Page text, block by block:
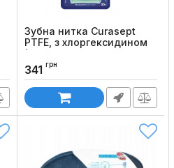
Зубна нитка Curasept
PTFE, з хлоргексидином
(35 м)
Код товару:
341 грн